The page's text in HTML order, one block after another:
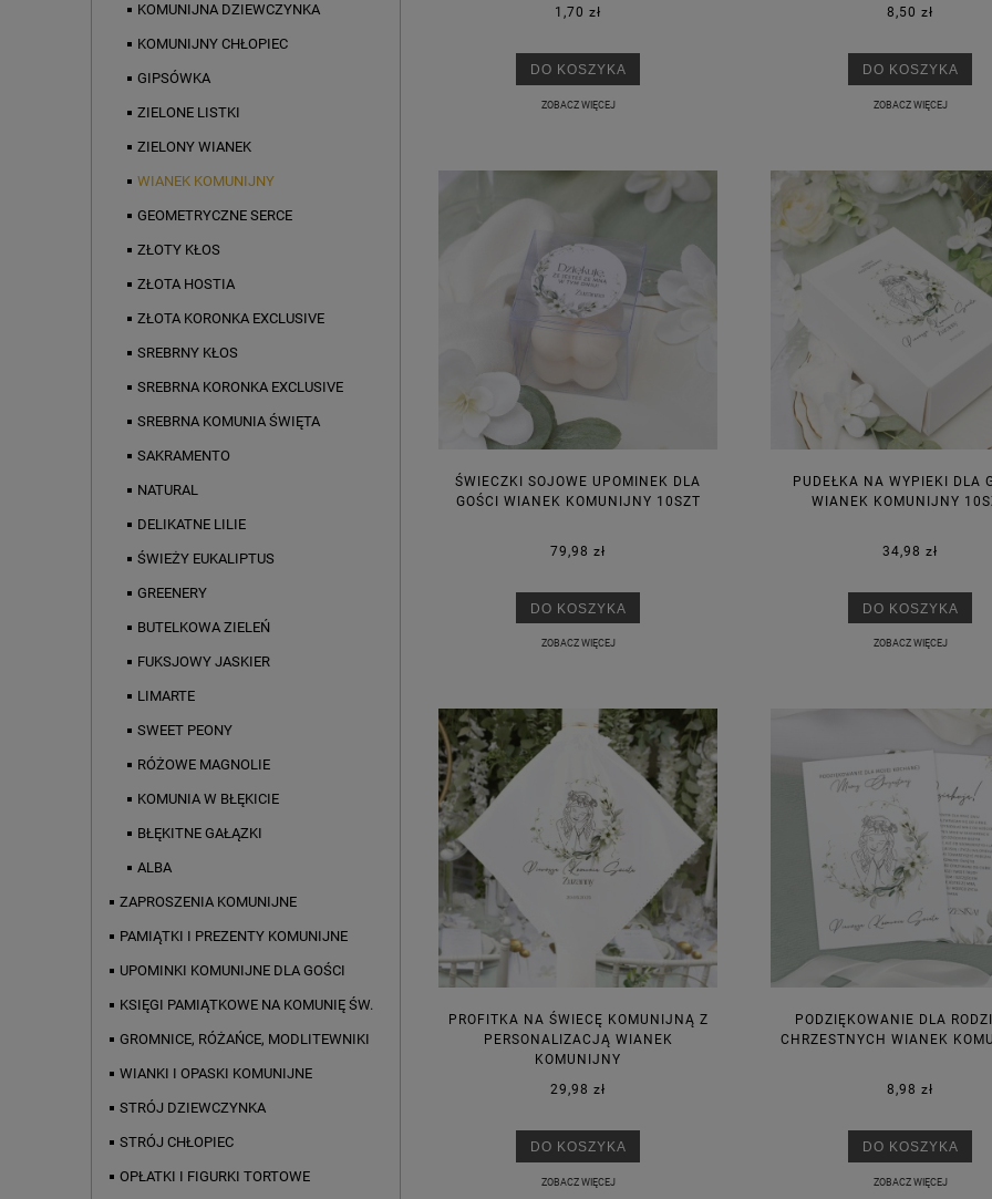
KOMUNIJNA DZIEWCZYNKA
KOMUNIJNY CHŁOPIEC
GIPSÓWKA
ZIELONE LISTKI
ZIELONY WIANEK
WIANEK KOMUNIJNY
GEOMETRYCZNE SERCE
ZŁOTY KŁOS
ZŁOTA HOSTIA
ZŁOTA KORONKA EXCLUSIVE
SREBRNY KŁOS
SREBRNA KORONKA EXCLUSIVE
SREBRNA KOMUNIA ŚWIĘTA
SAKRAMENTO
NATURAL
DELIKATNE LILIE
ŚWIEŻY EUKALIPTUS
GREENERY
BUTELKOWA ZIELEŃ
FUKSJOWY JASKIER
LIMARTE
SWEET PEONY
RÓŻOWE MAGNOLIE
KOMUNIA W BŁĘKICIE
BŁĘKITNE GAŁĄZKI
ALBA
ZAPROSZENIA KOMUNIJNE
PAMIĄTKI I PREZENTY KOMUNIJNE
UPOMINKI KOMUNIJNE DLA GOŚCI
KSIĘGI PAMIĄTKOWE NA KOMUNIĘ ŚW.
GROMNICE, RÓŻAŃCE, MODLITEWNIKI
WIANKI I OPASKI KOMUNIJNE
STRÓJ DZIEWCZYNKA
STRÓJ CHŁOPIEC
OPŁATKI I FIGURKI TORTOWE
1,70 zł
DO KOSZYKA
ZOBACZ WIĘCEJ
8,50 zł
DO KOSZYKA
ZOBACZ WIĘCEJ
ŚWIECZKI SOJOWE UPOMINEK DLA
GOŚCI WIANEK KOMUNIJNY 10SZT
79,98 zł
DO KOSZYKA
ZOBACZ WIĘCEJ
PUDEŁKA NA WYPIEKI DLA
WIANEK KOMUNIJNY
34,98 zł
DO KOSZYKA
ZOBACZ WIĘCEJ
PROFITKA NA ŚWIECĘ KOMUNIJNĄ Z
PERSONALIZACJĄ WIANEK
KOMUNIJNY
29,98 zł
DO KOSZYKA
ZOBACZ WIĘCEJ
PODZIĘKOWANIE DLA
CHRZESTNYCH WIANEK
8,98 zł
DO KOSZYKA
ZOBACZ WIĘCEJ